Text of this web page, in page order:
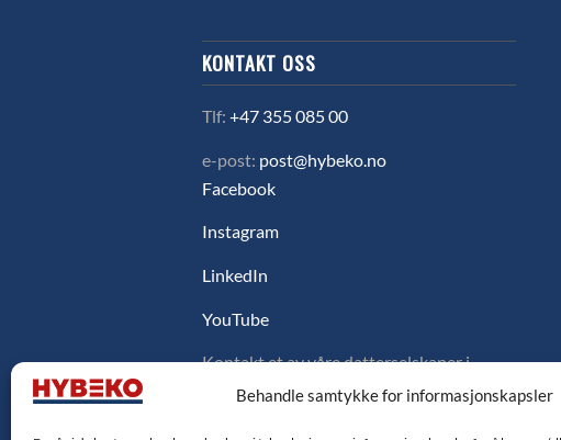
Behandle samtykke for informasjonskapsler
KONTAKT OSS
Tlf:+47 355 085 00
e-post: post@hybeko.no
Facebook
Instagram
LinkedIn
YouTube
Kontakt et av våre datterselskaper i
Sverige, Danmark eller Finland ved å